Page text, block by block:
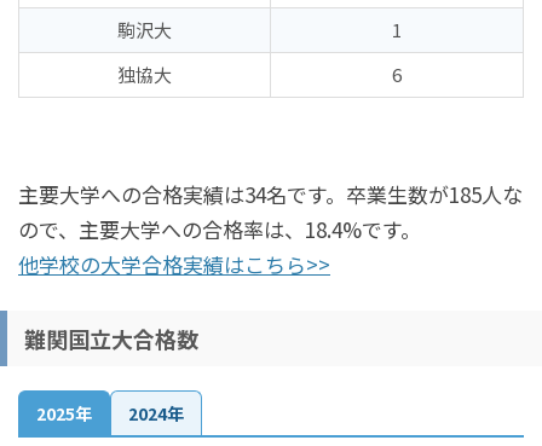
駒沢大
1
独協大
6
主要大学への合格実績は34名です。卒業生数が185人な
ので、主要大学への合格率は、18.4%です。
他学校の大学合格実績はこちら>>
難関国立大合格数
2025年 2024年